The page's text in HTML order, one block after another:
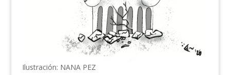
Ilustración: NANA PEZ